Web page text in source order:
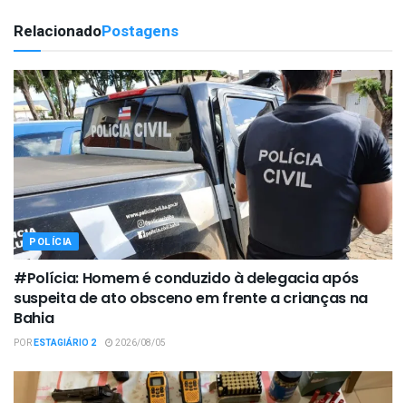
RelacionadoPostagens
POLÍCIA
#Polícia: Homem é conduzido à delegacia após
suspeita de ato obsceno em frente a crianças na
Bahia
PORESTAGIÁRIO 2 2026/08/05